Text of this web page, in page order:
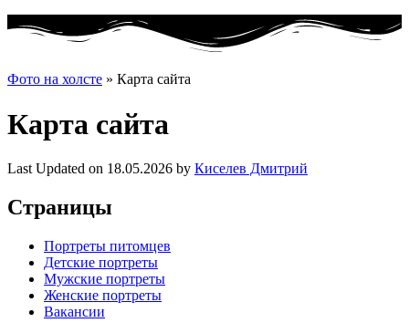
Фото на холсте » Карта сайта
Карта сайта
Last Updated on 18.05.2026 by Киселев Дмитрий
Страницы
Портреты питомцев
Детские портреты
Мужские портреты
Женские портреты
Вакансии